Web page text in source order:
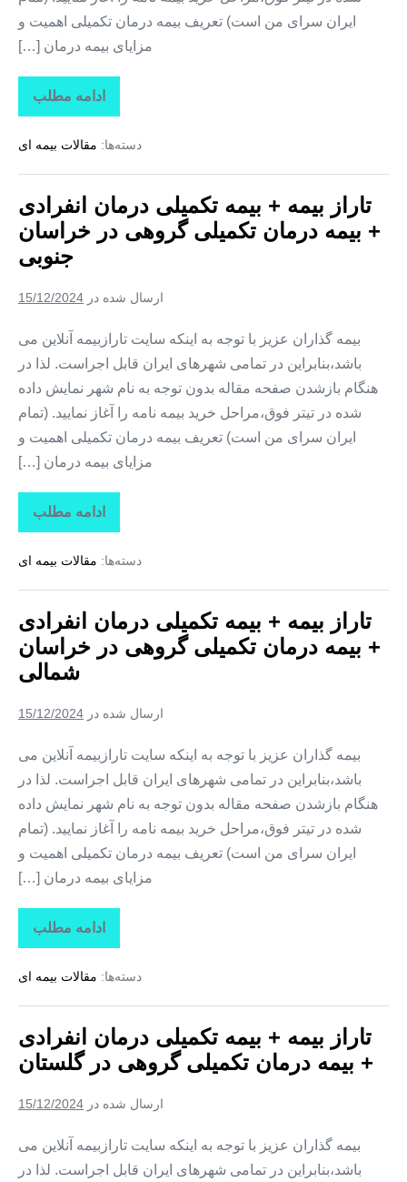
ایران سرای من است) تعریف بیمه درمان تکمیلی اهمیت و
مزایای بیمه درمان […]
ادامه مطلب
تاراز
بیمه
بیمه
درمان
+
بیمه
درمان
تکمیلی
گروهی
البرز
دسته‌ها: مقالات بیمه ای
تاراز بیمه + بیمه تکمیلی درمان انفرادی
+ بیمه درمان تکمیلی گروهی در خراسان
جنوبی
ارسال شده در 15/12/2024
بیمه گذاران عزیز با توجه به اینکه سایت تارازبیمه آنلاین می
باشد،بنابراین در تمامی شهرهای ایران قابل اجراست. لذا در
هنگام بازشدن صفحه مقاله بدون توجه به نام شهر نمایش داده
شده در تیتر فوق،مراحل خرید بیمه نامه را آغاز نمایید. (تمام
ایران سرای من است) تعریف بیمه درمان تکمیلی اهمیت و
مزایای بیمه درمان […]
ادامه مطلب
تاراز
بیمه
بیمه
درمان
+
بیمه
درمان
تکمیلی
گروهی
خراسان
جنوبی
دسته‌ها: مقالات بیمه ای
تاراز بیمه + بیمه تکمیلی درمان انفرادی
+ بیمه درمان تکمیلی گروهی در خراسان
شمالی
ارسال شده در 15/12/2024
بیمه گذاران عزیز با توجه به اینکه سایت تارازبیمه آنلاین می
باشد،بنابراین در تمامی شهرهای ایران قابل اجراست. لذا در
هنگام بازشدن صفحه مقاله بدون توجه به نام شهر نمایش داده
شده در تیتر فوق،مراحل خرید بیمه نامه را آغاز نمایید. (تمام
ایران سرای من است) تعریف بیمه درمان تکمیلی اهمیت و
مزایای بیمه درمان […]
ادامه مطلب
تاراز
بیمه
بیمه
درمان
+
بیمه
درمان
در
شمالی
دسته‌ها: مقالات بیمه ای
تاراز بیمه + بیمه تکمیلی درمان انفرادی
+ بیمه درمان تکمیلی گروهی در گلستان
ارسال شده در 15/12/2024
بیمه گذاران عزیز با توجه به اینکه سایت تارازبیمه آنلاین می
باشد،بنابراین در تمامی شهرهای ایران قابل اجراست. لذا در